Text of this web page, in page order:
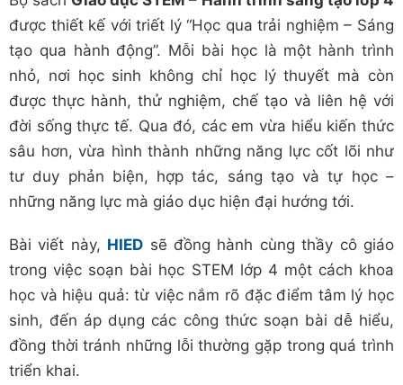
được thiết kế với triết lý “Học qua trải nghiệm – Sáng
tạo qua hành động”. Mỗi bài học là một hành trình
nhỏ, nơi học sinh không chỉ học lý thuyết mà còn
được thực hành, thử nghiệm, chế tạo và liên hệ với
đời sống thực tế. Qua đó, các em vừa hiểu kiến thức
sâu hơn, vừa hình thành những năng lực cốt lõi như
tư duy phản biện, hợp tác, sáng tạo và tự học –
những năng lực mà giáo dục hiện đại hướng tới.
Bài viết này, HIED sẽ đồng hành cùng thầy cô giáo
trong việc soạn bài học STEM lớp 4 một cách khoa
học và hiệu quả: từ việc nắm rõ đặc điểm tâm lý học
sinh, đến áp dụng các công thức soạn bài dễ hiểu,
đồng thời tránh những lỗi thường gặp trong quá trình
triển khai.